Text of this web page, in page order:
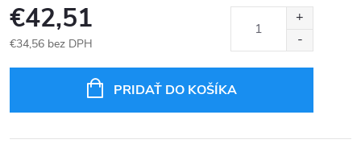
€42,51
€34,56 bez DPH
PRIDAŤ DO KOŠÍKA